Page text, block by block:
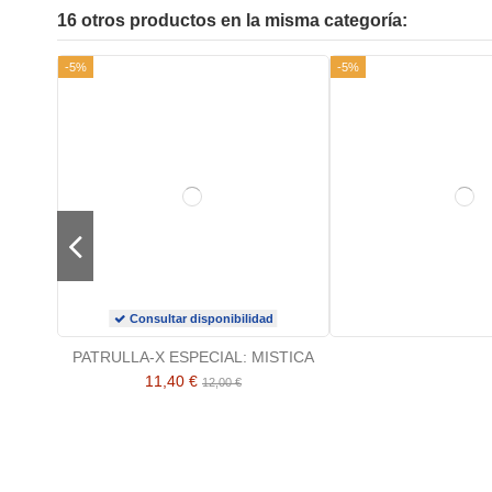
16 otros productos en la misma categoría:
-5%
Consultar disponibilidad
PATRULLA-X ESPECIAL: MISTICA
11,40 € 12,00 €
-5%